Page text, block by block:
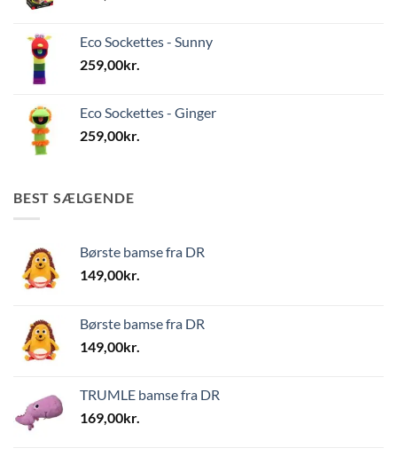
Eco Sockettes - Sunny
259,00kr.
Eco Sockettes - Ginger
259,00kr.
BEST SÆLGENDE
Børste bamse fra DR
149,00kr.
Børste bamse fra DR
149,00kr.
TRUMLE bamse fra DR
169,00kr.